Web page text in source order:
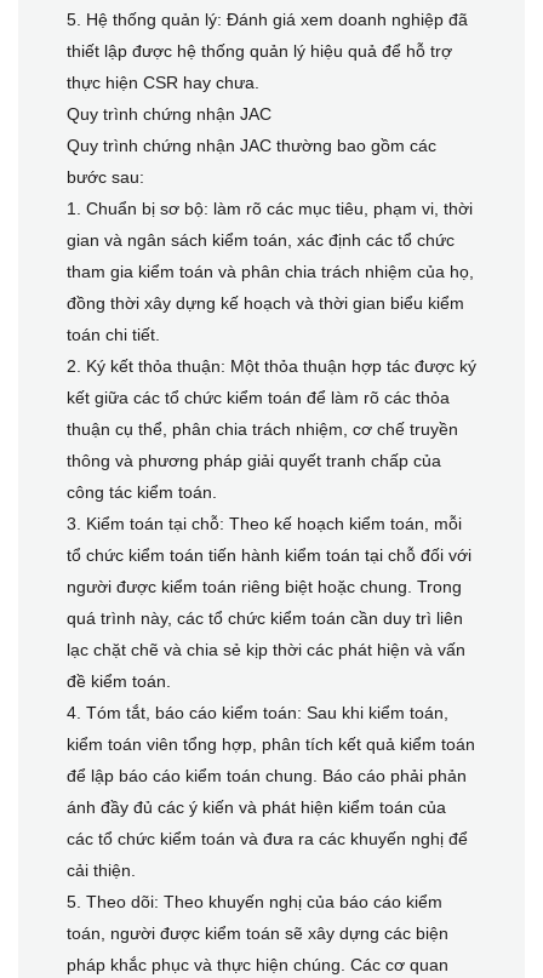
5. Hệ thống quản lý: Đánh giá xem doanh nghiệp đã
thiết lập được hệ thống quản lý hiệu quả để hỗ trợ
thực hiện CSR hay chưa.
Quy trình chứng nhận JAC
Quy trình chứng nhận JAC thường bao gồm các
bước sau:
1. Chuẩn bị sơ bộ: làm rõ các mục tiêu, phạm vi, thời
gian và ngân sách kiểm toán, xác định các tổ chức
tham gia kiểm toán và phân chia trách nhiệm của họ,
đồng thời xây dựng kế hoạch và thời gian biểu kiểm
toán chi tiết.
2. Ký kết thỏa thuận: Một thỏa thuận hợp tác được ký
kết giữa các tổ chức kiểm toán để làm rõ các thỏa
thuận cụ thể, phân chia trách nhiệm, cơ chế truyền
thông và phương pháp giải quyết tranh chấp của
công tác kiểm toán.
3. Kiểm toán tại chỗ: Theo kế hoạch kiểm toán, mỗi
tổ chức kiểm toán tiến hành kiểm toán tại chỗ đối với
người được kiểm toán riêng biệt hoặc chung. Trong
quá trình này, các tổ chức kiểm toán cần duy trì liên
lạc chặt chẽ và chia sẻ kịp thời các phát hiện và vấn
đề kiểm toán.
4. Tóm tắt, báo cáo kiểm toán: Sau khi kiểm toán,
kiểm toán viên tổng hợp, phân tích kết quả kiểm toán
để lập báo cáo kiểm toán chung. Báo cáo phải phản
ánh đầy đủ các ý kiến và phát hiện kiểm toán của
các tổ chức kiểm toán và đưa ra các khuyến nghị để
cải thiện.
5. Theo dõi: Theo khuyến nghị của báo cáo kiểm
toán, người được kiểm toán sẽ xây dựng các biện
pháp khắc phục và thực hiện chúng. Các cơ quan